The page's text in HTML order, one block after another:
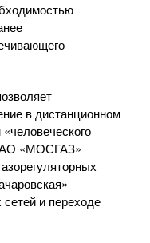
в дистанционном
«МОСГАЗ»
и переходе